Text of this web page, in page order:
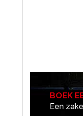
BOEK
Een